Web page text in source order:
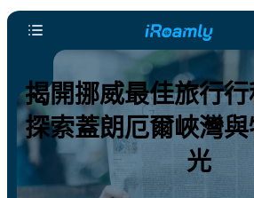
揭開挪威最佳旅行行
探索蓋朗厄爾峽灣
光